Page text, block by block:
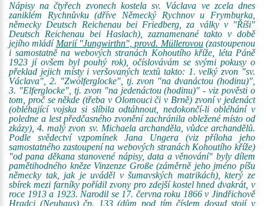
Nápisy na čtyřech zvonech kostela sv. Václava ve zcela dnes
zaniklém Rychnůvku (dříve Německý Rychnov u Frymburka,
německy Deutsch Reichenau bei Friedberg, za války v "Říši"
Deutsch Reichenau bei Haslach), zaznamenané takto v době
jejího mládí Marií "Jungwirthn", provd. Müllerovou(zastoupenou
i samostatně na webových stranách Kohoutího kříže, léta Páně
1923 jí ovšem byl pouhý rok), očíslovávám se svými pokusy o
překlad jejich místy i veršovaných textů takto: 1. velký zvon "sv.
Václava", 2. "Zwölferglocke", tj. zvon "na dvanáctou (hodinu)",
3. "Elferglocke", tj. zvon "na jedenáctou (hodinu)" - viz pověsti o
tom, proč se někde (třeba v Olomouci či v Brně) zvoní v jedenáct
(obléhající vojska si slíbila odtáhnout, nedokončí-li obléhání v
poledne a lest předčasného zvonění zachránila obležené místo od
zkázy), 4. malý zvon sv. Michaela archanděla, vůdce archandělů.
Podle svědectví vzpomínek Jana Ungera (viz příloha jeho
samostatného zastoupení na webových stranách Kohoutího kříže)
"od pana děkana stanovené nápisy, data a věnování" byly dílem
pamětihodného kněze Vinzenze Große (záměrně jeho jméno píšu
německy tak, jak je uváděl v šumavských matrikách), který ze
sbírek mezi farníky pořídil zvony pro zdejší kostel hned dvakrát, v
roce 1913 a 1923. Narodil se 17. června roku 1866 v Jindřichově
Hradci (Neuhaus) čp. 133 (dům pod tím číslem dosud stojí v